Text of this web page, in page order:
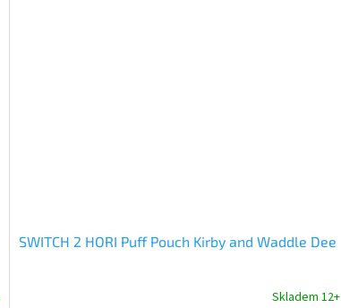
SWITCH 2 HORI Puff Pouch Kirby and Waddle Dee
Skladem 12+